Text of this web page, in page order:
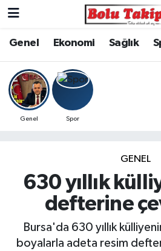
Genel Ekonomi Sağlık
Genel Spor
GENEL
630 yıllık
defterine
Bursa'da 630 yıllık
boyalarla adeta resim